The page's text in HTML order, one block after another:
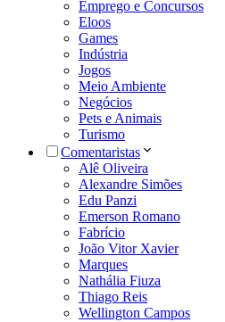
Emprego e Concursos
Eloos
Games
Indústria
Jogos
Meio Ambiente
Negócios
Pets e Animais
Turismo
Comentaristas
Alê Oliveira
Alexandre Simões
Edu Panzi
Emerson Romano
Fabrício
João Vitor Xavier
Marques
Nathália Fiuza
Thiago Reis
Wellington Campos